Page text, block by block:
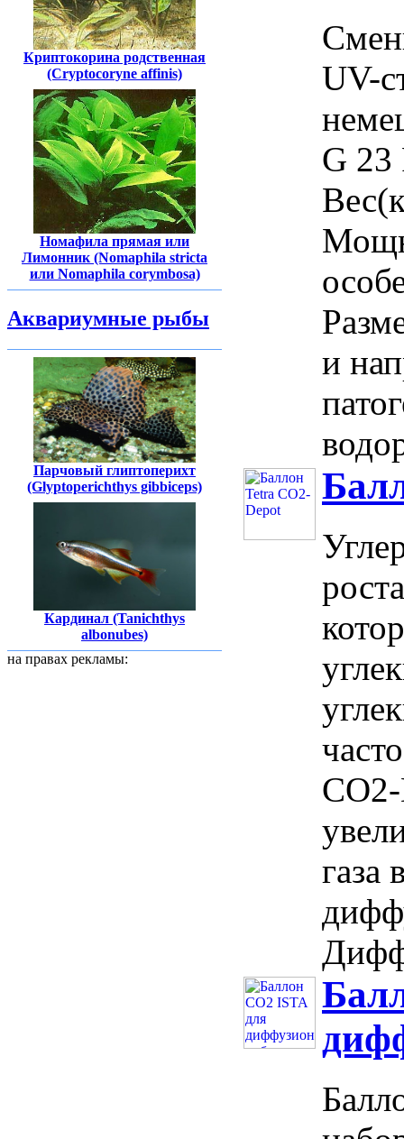
Криптокорина родственная
(Cryptocoryne affinis)
Номафила прямая или
Лимонник (Nomaphila stricta
или Nomaphila corymbosa)
Аквариумные рыбы
Парчовый глиптоперихт
(Glyptoperichthys gibbiceps)
Кардинал (Tanichthys
albonubes)
на правах рекламы:
UV-
G
и
газа